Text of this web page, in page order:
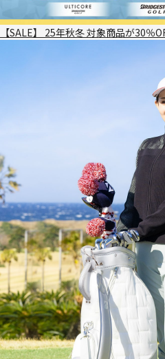
【SALE】 25年秋冬 対象商品が30％